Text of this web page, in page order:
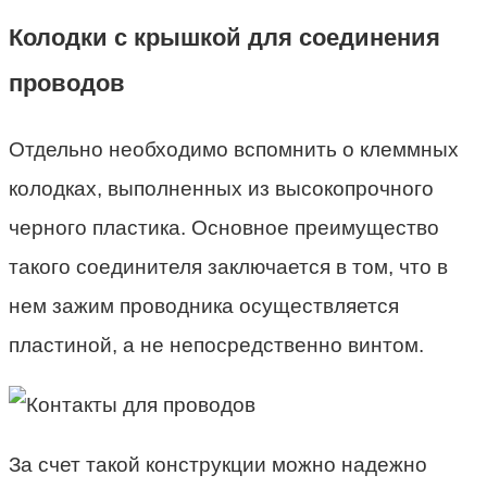
Колодки с крышкой для соединения
проводов
Отдельно необходимо вспомнить о клеммных
колодках, выполненных из высокопрочного
черного пластика. Основное преимущество
такого соединителя заключается в том, что в
нем зажим проводника осуществляется
пластиной, а не непосредственно винтом.
За счет такой конструкции можно надежно